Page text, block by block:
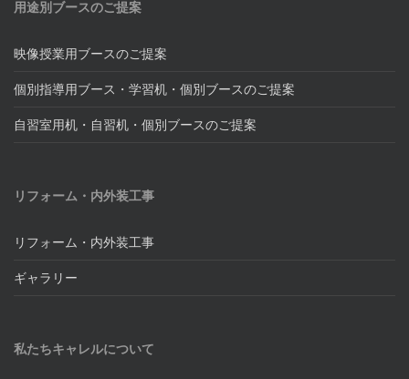
用途別ブースのご提案
映像授業用ブースのご提案
個別指導用ブース・学習机・個別ブースのご提案
自習室用机・自習机・個別ブースのご提案
リフォーム・内外装工事
リフォーム・内外装工事
ギャラリー
私たちキャレルについて